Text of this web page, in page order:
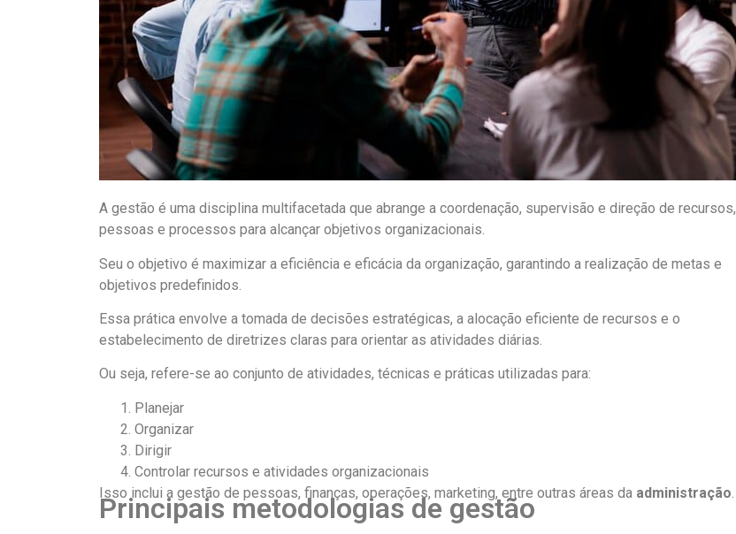
A gestão é uma disciplina multifacetada que abrange a coordenação, supervisão e direção de recursos,
pessoas e processos para alcançar objetivos organizacionais.
Seu o objetivo é maximizar a eficiência e eficácia da organização, garantindo a realização de metas e
objetivos predefinidos.
Essa prática envolve a tomada de decisões estratégicas, a alocação eficiente de recursos e o
estabelecimento de diretrizes claras para orientar as atividades diárias.
Ou seja, refere-se ao conjunto de atividades, técnicas e práticas utilizadas para:
Planejar
Organizar
Dirigir
Controlar recursos e atividades organizacionais
Isso inclui a gestão de pessoas, finanças, operações, marketing, entre outras áreas da administração
Principais metodologias de gestão